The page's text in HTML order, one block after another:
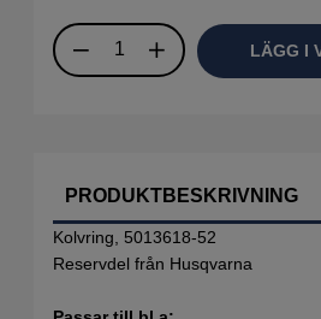
LÄGG I
PRODUKTBESKRIVNING
Kolvring, 5013618-52
Reservdel från Husqvarna